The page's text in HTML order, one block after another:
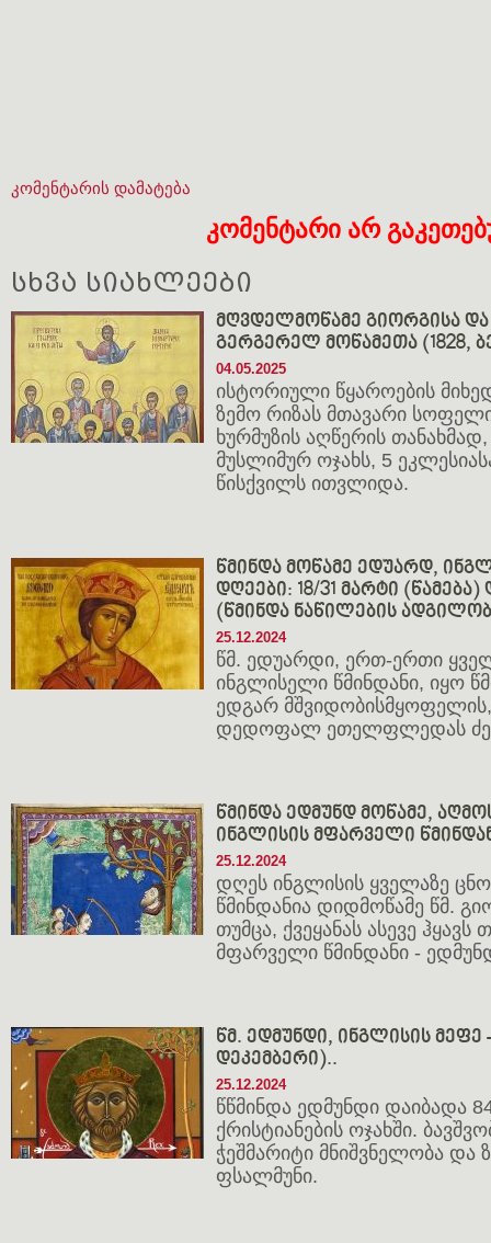
კომენტარის დამატება
კომენტარი არ
სხვა სიახლეები
მღვდელმოწამე გიორგისა და
გერგერელ მოწამეთა (1828,
04.05.2025
ისტორიული წყაროების
ზემო რიზას მთავარი
ხურმუზის აღწერის
მუსლიმურ ოჯახს, 5
წისქვილს ითვლიდა.
წმინდა მოწამე ედუარდ,
დღეები: 18/31 მარტი (წამება)
(წმინდა ნაწილების
25.12.2024
წმ. ედუარდი, ერთ-ერთი
ინგლისელი წმინდანი, იყო
ედგარ
დედოფალ ეთელფლედას
წმინდა ედმუნდ მოწამე,
ინგლისის მფარველი
25.12.2024
დღეს ინგლისის ყველაზე
წმინდანია დიდმოწამე წმ.
თუმცა, ქვეყანას ასევე ჰყავს
მფარველი წმინდანი -
წმ. ედმუნდი, ინგლისის მეფე
დეკემბერი)..
25.12.2024
წწმინდა ედმუნდი დაიბადა
ქრისტიანების ოჯახში.
ჭეშმარიტი მნიშვნელობა და
ფსალმუნი.